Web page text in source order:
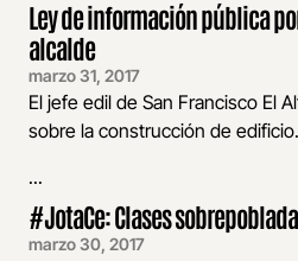
Ley de información pública
alcalde
marzo 31, 2017
El jefe edil de San Francisco El
sobre la construcción de edificio.
...
#JotaCe: Clases
marzo 30, 2017